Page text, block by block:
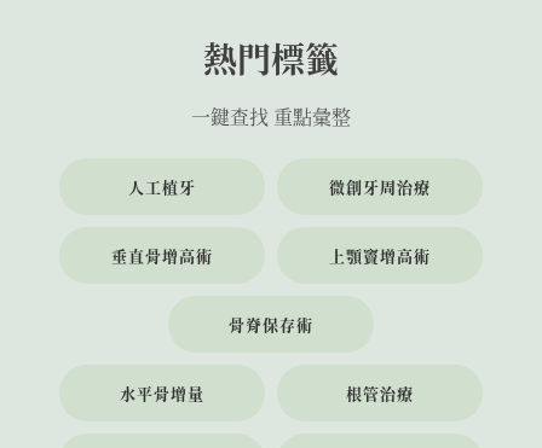
熱門標籤
一鍵查找 重點彙整
人工植牙 微創牙周治療
垂直骨增高術 上顎竇增高術
骨脊保存術
水平骨增量 根管治療